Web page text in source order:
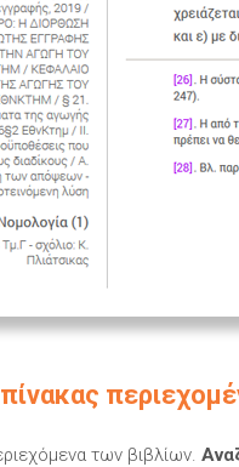
των βιβλίων.